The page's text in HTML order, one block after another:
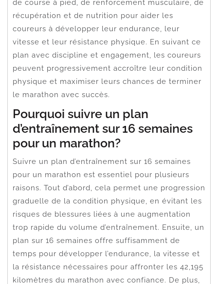
de course à pied, de renforcement musculaire, de
récupération et de nutrition pour aider les
coureurs à développer leur endurance, leur
vitesse et leur résistance physique. En suivant ce
plan avec discipline et engagement, les coureurs
peuvent progressivement accroître leur condition
physique et maximiser leurs chances de terminer
le marathon avec succès.
Pourquoi suivre un plan
d’entraînement sur 16 semaines
pour un marathon?
Suivre un plan d’entraînement sur 16 semaines
pour un marathon est essentiel pour plusieurs
raisons. Tout d’abord, cela permet une progression
graduelle de la condition physique, en évitant les
risques de blessures liées à une augmentation
trop rapide du volume d’entraînement. Ensuite, un
plan sur 16 semaines offre suffisamment de
temps pour développer l’endurance, la vitesse et
la résistance nécessaires pour affronter les 42,195
kilomètres du marathon avec confiance. De plus,